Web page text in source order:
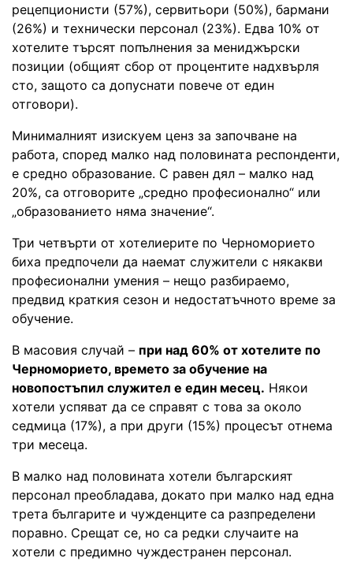
рецепционисти (57%), сервитьори (50%), бармани
(26%) и технически персонал (23%). Едва 10% от
хотелите търсят попълнения за мениджърски
позиции (общият сбор от процентите надхвърля
сто, защото са допуснати повече от един
отговори).
Минималният изискуем ценз за започване на
работа, според малко над половината респонденти,
е средно образование. С равен дял – малко над
20%, са отговорите „средно професионално“ или
„образованието няма значение“.
Три четвърти от хотелиерите по Черноморието
биха предпочели да наемат служители с някакви
професионални умения – нещо разбираемо,
предвид краткия сезон и недостатъчното време за
обучение.
В масовия случай – при над 60% от хотелите по
Черноморието, времето за обучение на
новопостъпил служител е един месец. Някои
хотели успяват да се справят с това за около
седмица (17%), а при други (15%) процесът отнема
три месеца.
В малко над половината хотели българският
персонал преобладава, докато при малко над една
трета българите и чужденците са разпределени
поравно. Срещат се, но са редки случаите на
хотели с предимно чуждестранен персонал.